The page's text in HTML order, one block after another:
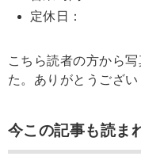
定休日：
こちら読者の方から
た。ありがとうござい
今この記事も読ま